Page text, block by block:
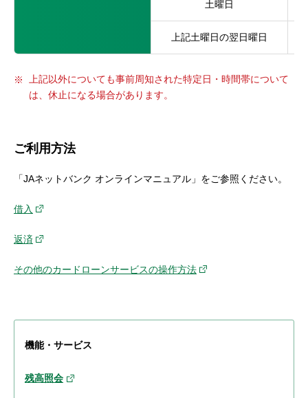
土曜日
上記土曜日の翌日曜日
上記以外についても事前周知された特定日・時間帯について
は、休止になる場合があります。
ご利用方法
「JAネットバンク オンラインマニュアル」をご参照ください。
借入
返済
その他のカードローンサービスの操作方法
機能・サービス
残高照会